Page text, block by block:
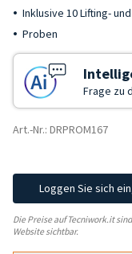
Inklusive 10 Lifting-
Proben
Frage zu
Art.-Nr.: DRPROM167
Loggen Sie sich
Die Preise auf Tecniwork.it
Website sichtbar.